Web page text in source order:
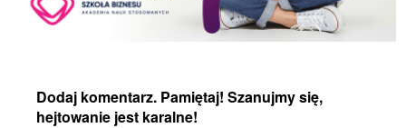
Dodaj komentarz. Pamiętaj! Szanujmy się,
hejtowanie jest karalne!